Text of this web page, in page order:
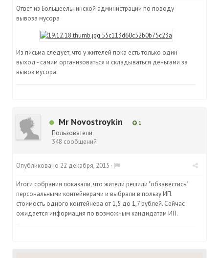
Ответ из Большеельнинской администрации по поводу
вывоза мусора
Из письма следует, что у жителей пока есть только один
выход - самим организоваться и складываться деньгами за
вывоз мусора.
Mr Novostroykin 1
Пользователи
348 сообщений
Опубликовано 22 декабря, 2015 ·
Итоги собрания показали, что жители решили "обзавестись"
персональными контейнерами и выбрали в пользу ИП.
стоимость одного контейнера от 1,5 до 1,7 рублей. Сейчас
ожидается информация по возможным кандидатам ИП.